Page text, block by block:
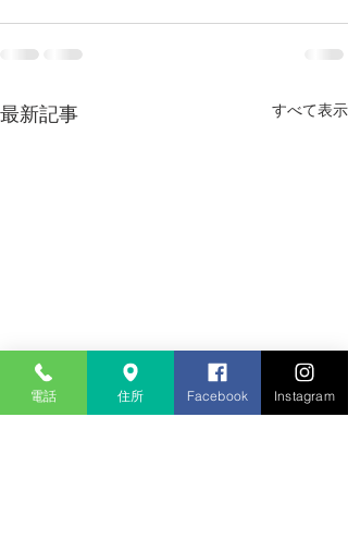
最新記事 すべて表示
電話 住所 Facebook Instagram